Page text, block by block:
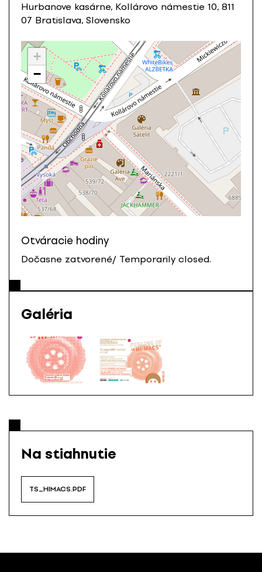
Hurbanove kasárne, Kollárovo námestie 10, 811
07 Bratislava, Slovensko
+
−
Otváracie hodiny
Dočasne zatvorené/ Temporarily closed.
Galéria
Na stiahnutie
TS_HIMACS.PDF